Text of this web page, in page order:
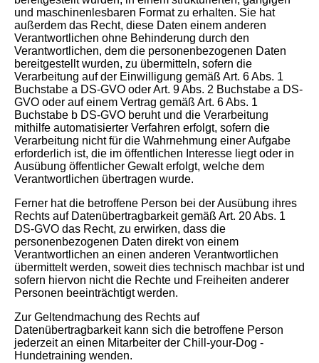
und maschinenlesbaren Format zu erhalten. Sie hat
außerdem das Recht, diese Daten einem anderen
Verantwortlichen ohne Behinderung durch den
Verantwortlichen, dem die personenbezogenen Daten
bereitgestellt wurden, zu übermitteln, sofern die
Verarbeitung auf der Einwilligung gemäß Art. 6 Abs. 1
Buchstabe a DS-GVO oder Art. 9 Abs. 2 Buchstabe a DS-
GVO oder auf einem Vertrag gemäß Art. 6 Abs. 1
Buchstabe b DS-GVO beruht und die Verarbeitung
mithilfe automatisierter Verfahren erfolgt, sofern die
Verarbeitung nicht für die Wahrnehmung einer Aufgabe
erforderlich ist, die im öffentlichen Interesse liegt oder in
Ausübung öffentlicher Gewalt erfolgt, welche dem
Verantwortlichen übertragen wurde.
Ferner hat die betroffene Person bei der Ausübung ihres
Rechts auf Datenübertragbarkeit gemäß Art. 20 Abs. 1
DS-GVO das Recht, zu erwirken, dass die
personenbezogenen Daten direkt von einem
Verantwortlichen an einen anderen Verantwortlichen
übermittelt werden, soweit dies technisch machbar ist und
sofern hiervon nicht die Rechte und Freiheiten anderer
Personen beeinträchtigt werden.
Zur Geltendmachung des Rechts auf
Datenübertragbarkeit kann sich die betroffene Person
jederzeit an einen Mitarbeiter der Chill-your-Dog -
Hundetraining wenden.